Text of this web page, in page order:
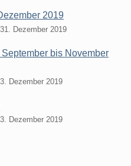
2019
Dezember 2019
bis November
Dezember 2019
Dezember 2019